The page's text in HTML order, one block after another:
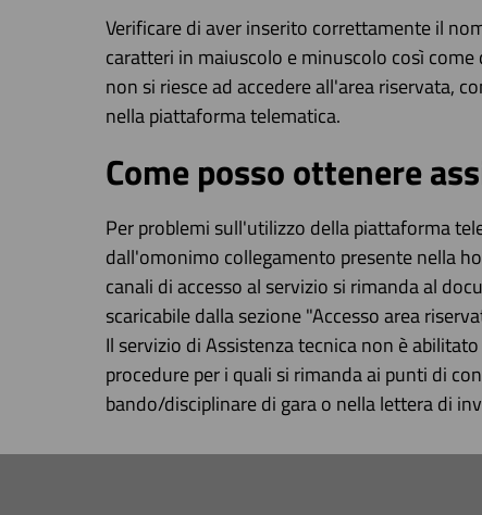
Verificare di aver inserito correttamente il
caratteri in maiuscolo e minuscolo così
non si riesce ad accedere all'area riservata,
nella piattaforma telematica.
Come posso ottenere
Per problemi sull'utilizzo della piattaforma
dall'omonimo collegamento presente nella
canali di accesso al servizio si rimanda al
scaricabile dalla sezione "Accesso area
Il servizio di Assistenza tecnica non è
procedure per i quali si rimanda ai punti di
bando/disciplinare di gara o nella lettera di